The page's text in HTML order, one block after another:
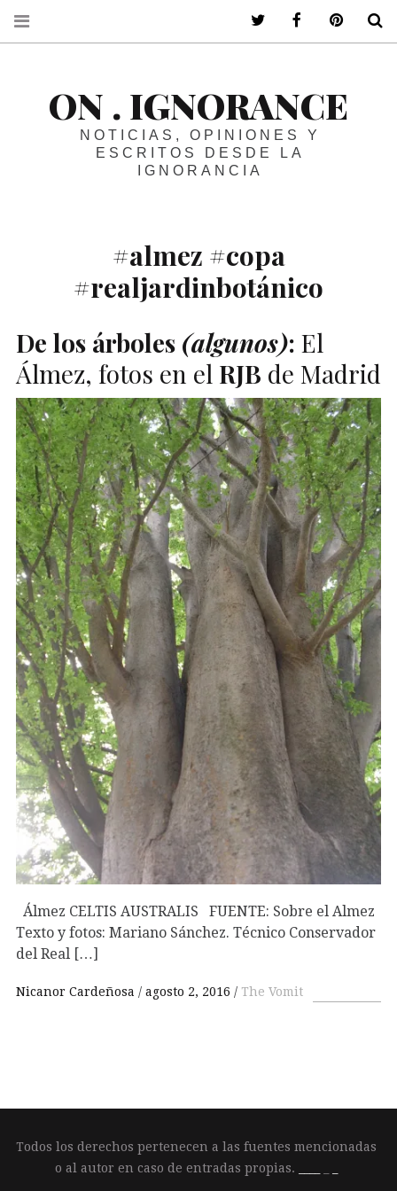
ON . IGNORANCE
NOTICIAS, OPINIONES Y
ESCRITOS DESDE LA
IGNORANCIA
#almez #copa
#realjardinbotánico
De los árboles (algunos): El
Álmez, fotos en el RJB de Madrid
Álmez CELTIS AUSTRALIS FUENTE: Sobre el Almez
Texto y fotos: Mariano Sánchez. Técnico Conservador
del Real […]
Nicanor Cardeñosa agosto 2, 2016 The Vomit
Todos los derechos pertenecen a las fuentes mencionadas
o al autor en caso de entradas propias.
ir a mi twitterir a mi facebook
ir a mi